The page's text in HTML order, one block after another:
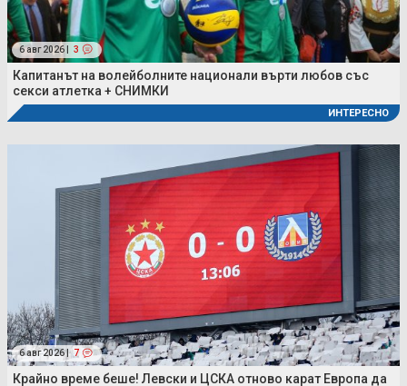
6 авг 2026 | 3
Капитанът на волейболните национали върти любов със
секси атлетка + СНИМКИ
ИНТЕРЕСНО
6 авг 2026 | 7
Крайно време беше! Левски и ЦСКА отново карат Европа да